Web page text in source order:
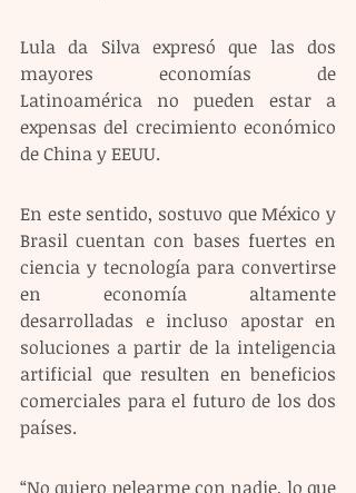
Lula da Silva expresó que las dos
mayores economías de
Latinoamérica no pueden estar a
expensas del crecimiento económico
de China y EEUU.
En este sentido, sostuvo que México y
Brasil cuentan con bases fuertes en
ciencia y tecnología para convertirse
en economía altamente
desarrolladas e incluso apostar en
soluciones a partir de la inteligencia
artificial que resulten en beneficios
comerciales para el futuro de los dos
países.
“No quiero pelearme con nadie, lo que